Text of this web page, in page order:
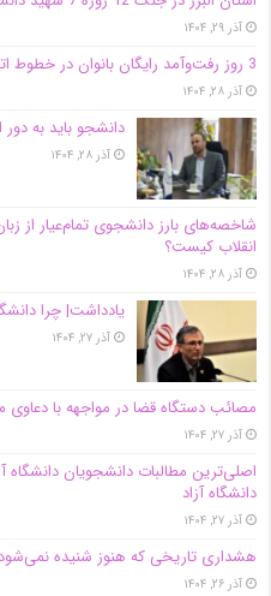
آذر ۲۹, ۱۴۰۴
3 روز رفت‌وآمد رایگان بانوان در خطوط اتوبوسرانی شهری کرج
آذر ۲۸, ۱۴۰۴
دانشجو باید به
آذر ۲۸, ۱۴۰۴
شاخصه‌های بارز دانشجوی تمام‌عیار از
انقلاب کیست؟
آذر ۲۸, ۱۴۰۴
یادداشت| چرا
آذر ۲۷, ۱۴۰۴
مصائب دستگاه قضا در مواجهه با
آذر ۲۷, ۱۴۰۴
اصلی‌ترین مطالبات دانشجویان
دانشگاه آز‌اد
آذر ۲۷, ۱۴۰۴
هشداری تاریخی که هنوز شنیده
آذر ۲۶, ۱۴۰۴